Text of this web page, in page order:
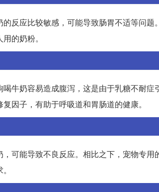
反应比较敏感，可能导致肠胃不适等问题
的奶粉。
牛奶容易造成腹泻，这是由于乳糖不耐症
因子，有助于呼吸道和胃肠道的健康。
可能导致不良反应。相比之下，宠物专用